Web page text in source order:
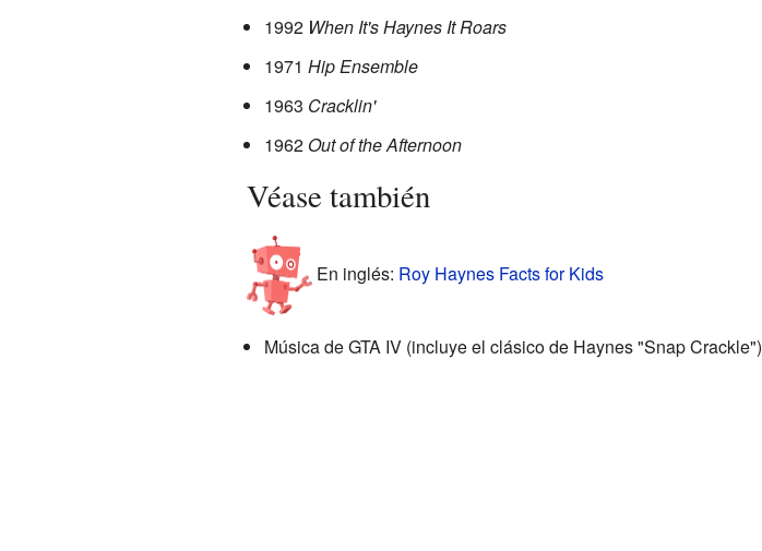
1992 When It's Haynes It Roars
1971 Hip Ensemble
1963 Cracklin'
1962 Out of the Afternoon
Véase también
En inglés: Roy Haynes Facts for Kids
Música de GTA IV (incluye el clásico de Haynes "Snap Crackle")